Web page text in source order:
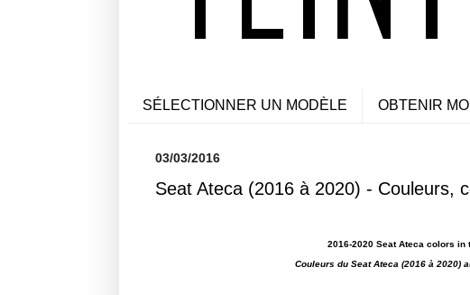
SÉLECTIONNER UN MODÈLE OBTENIR
03/03/2016
Seat Ateca (2016 à 2020) - Couleurs,
2016-2020 Seat Ateca colors in
Couleurs du Seat Ateca (2016 à 2020)